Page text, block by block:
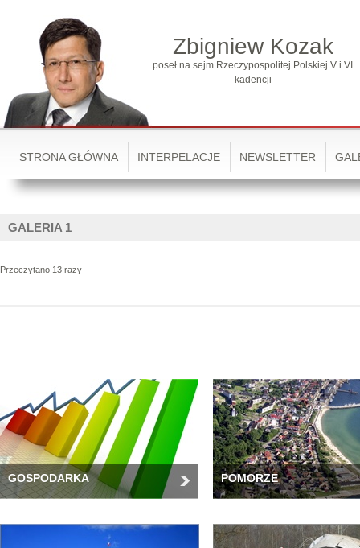
Zbigniew Kozak
poseł na sejm Rzeczypospolitej Polskiej V i VI
kadencji
STRONA GŁÓWNA INTERPELACJE NEWSLETTER
GALERIA 1
Przeczytano 13 razy
GOSPODARKA POMORZE